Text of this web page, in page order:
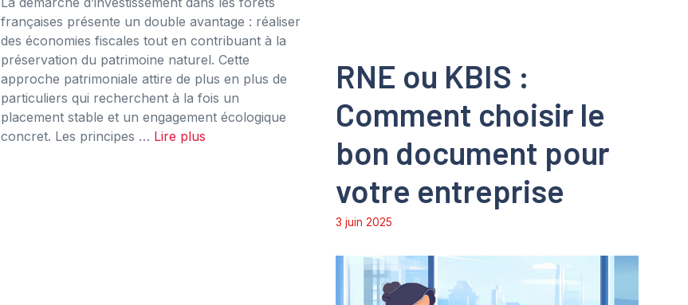
françaises présente un double avantage : réaliser
des économies fiscales tout en contribuant à la
préservation du patrimoine naturel. Cette
approche patrimoniale attire de plus en plus de
particuliers qui recherchent à la fois un
placement stable et un engagement écologique
concret. Les principes … Lire plus
RNE ou KBIS :
Comment choisir le
bon document pour
votre entreprise
3 juin 2025